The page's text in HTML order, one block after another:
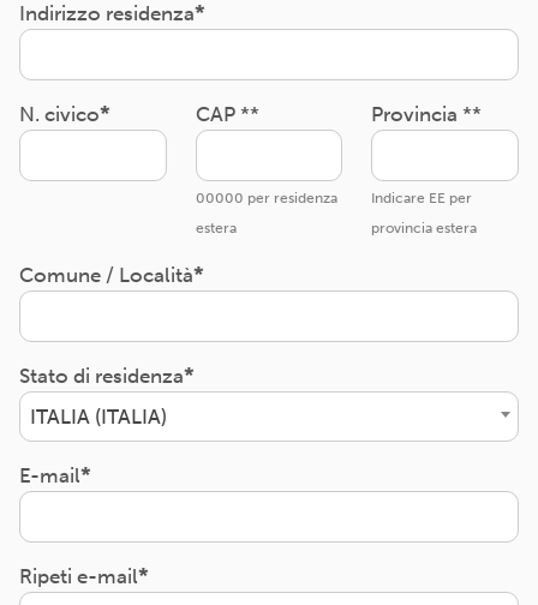
Indirizzo residenza
N. civico CAP **
00000 per residenza
estera
Provincia **
Indicare EE per
provincia estera
Comune / Località
Stato di residenza
ITALIA (ITALIA)
E-mail
Ripeti e-mail